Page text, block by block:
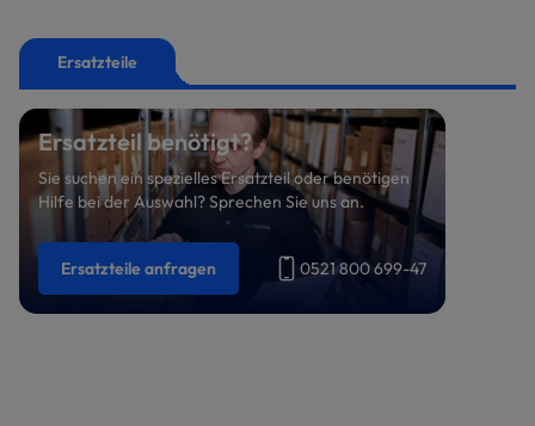
Ersatzteile
Ersatzteil benötigt?
Sie suchen ein spezielles Ersatzteil oder benötigen
Hilfe bei der Auswahl? Sprechen Sie uns an.
Ersatzteile anfragen 0521 800 699-47